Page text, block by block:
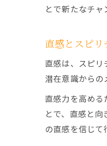
とで新たなチャ
直感とスピリ
直感は、スピ
潜在意識からの
直感力を高め
とで、直感と
の直感を信じて